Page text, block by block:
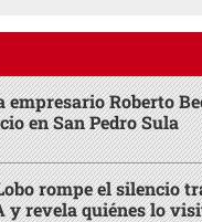
empresario Roberto
en San Pedro Sula
rompe el silencio
y revela quiénes lo